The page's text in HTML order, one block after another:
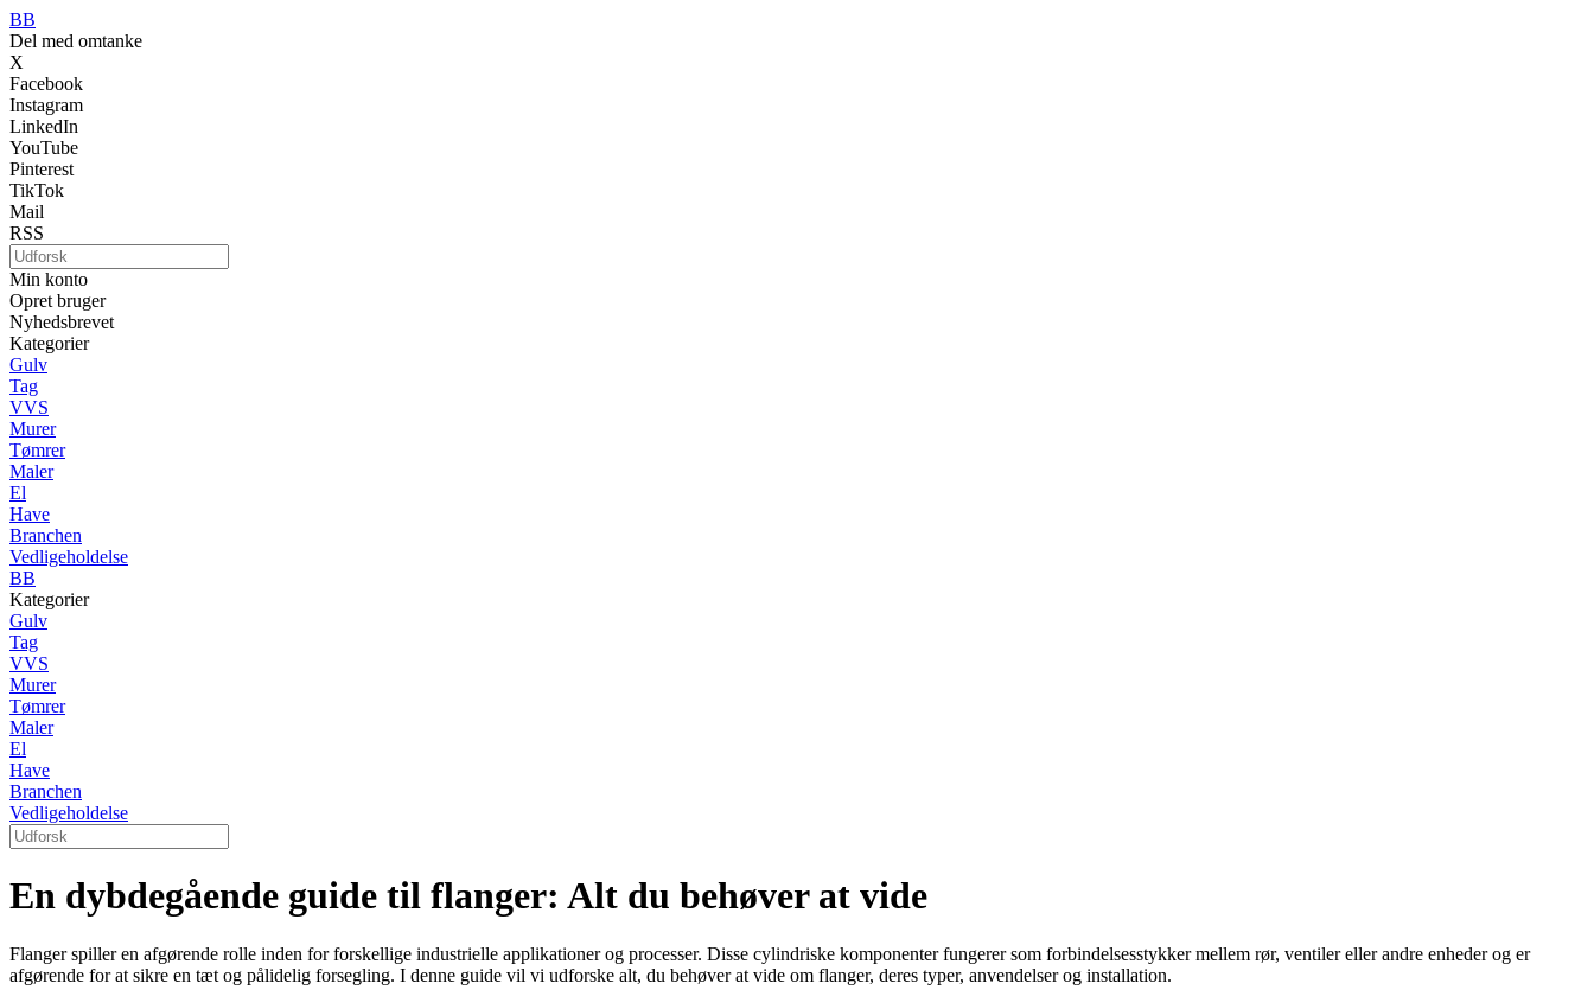
BB
Del med omtanke
X
Facebook
Instagram
LinkedIn
YouTube
Pinterest
TikTok
Mail
RSS
Min konto
Opret bruger
Nyhedsbrevet
Kategorier
Gulv
Tag
VVS
Murer
Tømrer
Maler
El
Have
Branchen
Vedligeholdelse
BB
Kategorier
Gulv
Tag
VVS
Murer
Tømrer
Maler
El
Have
Branchen
Vedligeholdelse
En dybdegående guide til flanger: Alt du behøver at vide
Flanger spiller en afgørende rolle inden for forskellige industrielle applikationer og processer. Disse cylindriske komponenter fungerer som forbindelsesstykker mellem rør, ventiler eller andre enheder og er
afgørende for at sikre en tæt og pålidelig forsegling. I denne guide vil vi udforske alt, du behøver at vide om flanger, deres typer, anvendelser og installation.